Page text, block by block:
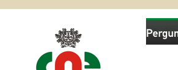
Comissão